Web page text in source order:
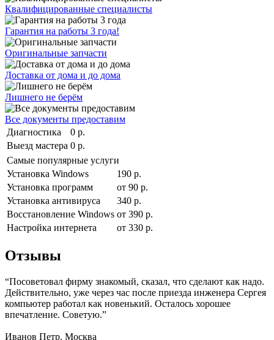
Квалифицированные специалисты
Гарантия на работы 3 года!
Оригинальные запчасти
Доставка от дома и до дома
Лишнего не берём
Все документы предоставим
Диагностика
0 р.
Выезд мастера 0 р.
Самые популярные услуги
Установка Windows
190 р.
Установка программ
от 90 р.
Установка антивируса
340 р.
Восстановление Windows от 390 р.
Настройка интернета
от 330 р.
Отзывы
“Посоветовал фирму знакомый, сказал, что сделают как надо.
Действительно, уже через час после приезда инженера Сергея
компьютер работал как новенький. Осталось хорошее
впечатление. Советую.”
Иванов Петр. Москва